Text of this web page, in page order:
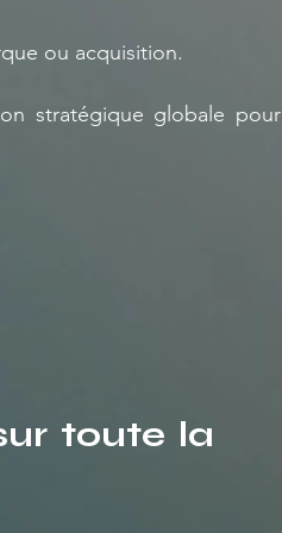
ou acquisition.
stratégique globale pour
toute la